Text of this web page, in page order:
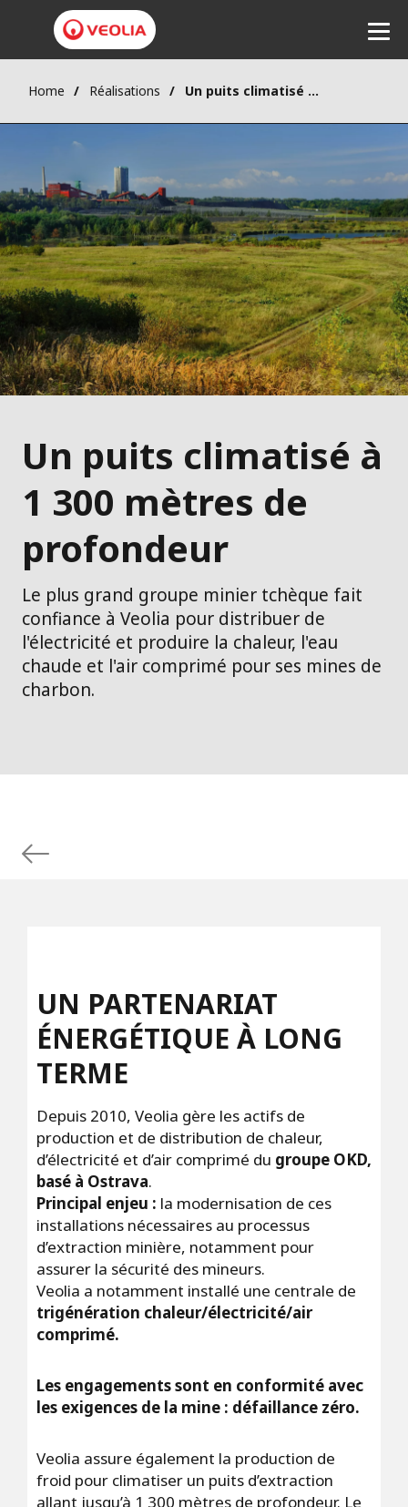
Home Réalisations Un puits climatisé à 1 300 mètres de profondeur
Un puits climatisé à
1 300 mètres de
profondeur
Le plus grand groupe minier tchèque fait
confiance à Veolia pour distribuer de
l'électricité et produire la chaleur, l'eau
chaude et l'air comprimé pour ses mines de
charbon.
UN PARTENARIAT
ÉNERGÉTIQUE À LONG
TERME
Depuis 2010, Veolia gère les actifs de
production et de distribution de chaleur,
d’électricité et d’air comprimé du groupe OKD,
basé à Ostrava.
Principal enjeu : la modernisation de ces
installations nécessaires au processus
d’extraction minière, notamment pour
assurer la sécurité des mineurs.
Veolia a notamment installé une centrale de
trigénération chaleur/électricité/air
comprimé.
Les engagements sont en conformité avec
les exigences de la mine : défaillance zéro.
Veolia assure également la production de
froid pour climatiser un puits d’extraction
allant jusqu’à 1 300 mètres de profondeur. Le